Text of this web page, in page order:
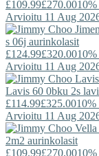
£109.99£270.00
Arvioitu 11 Aug
s 06j aurinkolasit
£124.99£320.00
Arvioitu 11 Aug
Lavis 60 0bku 2s
£114.99£325.0010%
Arvioitu 11 Aug
2m2 aurinkolasit
£109.99£270.00